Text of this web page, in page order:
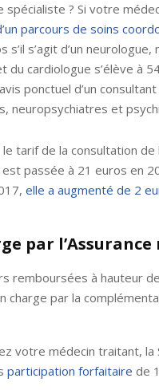
spécialiste ? Si votre
parcours de soins
s’agit d’un
du cardiologue s’élève à
ponctuel d’un
neuropsychiatres et
le tarif de la consultation
passée à 21 euros en
elle a augmenté de 2
par l’Assurance
remboursées à hauteur de
charge par la
votre médecin traitant, la
participation forfaitaire de